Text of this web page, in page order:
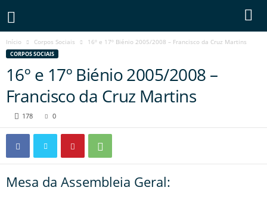
Início Corpos Sociais 16º e 17º Biénio 2005/2008 – Francisco da Cruz Martins
CORPOS SOCIAIS
16º e 17º Biénio 2005/2008 –
Francisco da Cruz Martins
178 0
Mesa da Assembleia Geral: